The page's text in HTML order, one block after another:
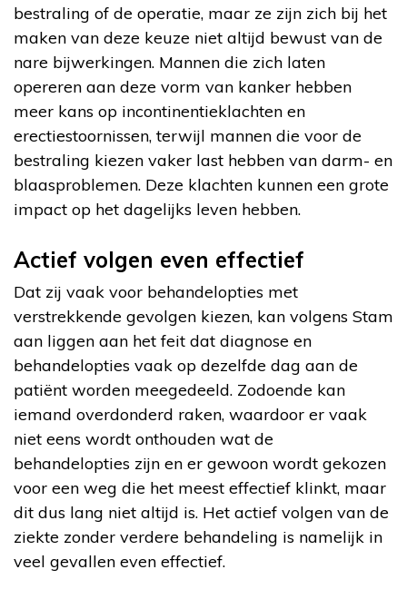
bestraling of de operatie, maar ze zijn zich bij het
maken van deze keuze niet altijd bewust van de
nare bijwerkingen. Mannen die zich laten
opereren aan deze vorm van kanker hebben
meer kans op incontinentieklachten en
erectiestoornissen, terwijl mannen die voor de
bestraling kiezen vaker last hebben van darm- en
blaasproblemen. Deze klachten kunnen een grote
impact op het dagelijks leven hebben.
Actief volgen even effectief
Dat zij vaak voor behandelopties met
verstrekkende gevolgen kiezen, kan volgens Stam
aan liggen aan het feit dat diagnose en
behandelopties vaak op dezelfde dag aan de
patiënt worden meegedeeld. Zodoende kan
iemand overdonderd raken, waardoor er vaak
niet eens wordt onthouden wat de
behandelopties zijn en er gewoon wordt gekozen
voor een weg die het meest effectief klinkt, maar
dit dus lang niet altijd is. Het actief volgen van de
ziekte zonder verdere behandeling is namelijk in
veel gevallen even effectief.